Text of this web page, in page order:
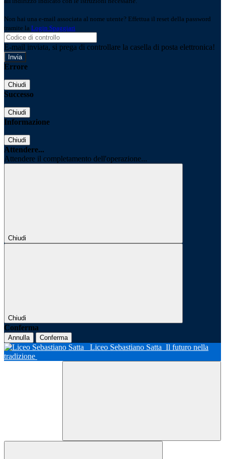
Non hai una e-mail associata al nome utente? Effettua il reset della password
tramite la Login Spaggiari
E-mail inviata, si prega di controllare la casella di posta elettronica!
Errore
Chiudi
Successo
Chiudi
Informazione
Chiudi
Attendere...
Attendere il completamento dell'operazione...
Chiudi
Chiudi
Conferma
Annulla Conferma
Liceo Sebastiano Satta Il futuro nella
tradizione